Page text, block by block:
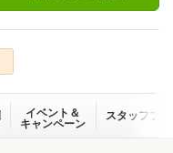
イベント＆
キャンペーン
スタッフブ